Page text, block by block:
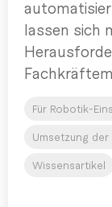
lassen sich
Für Robotik-
Umsetzung
Wissensartikel